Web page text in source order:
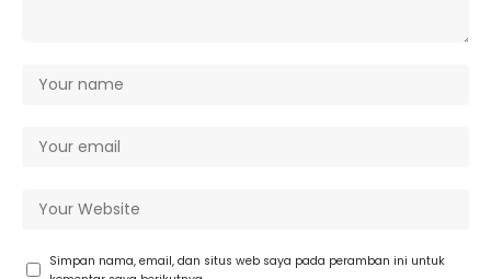
Simpan nama, email, dan situs web saya pada peramban ini untuk